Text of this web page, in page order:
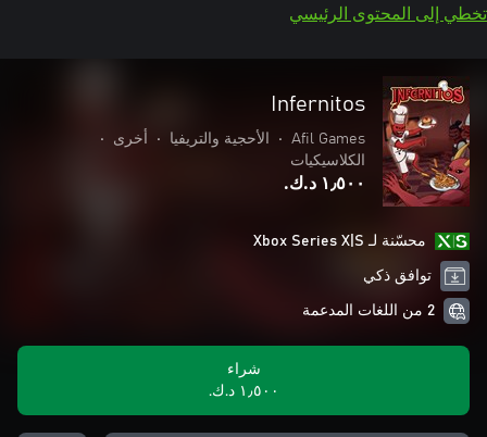
تخطي إلى المحتوى الرئيسي
Infernitos
Afil Games
• الأحجية والتريفيا • أخرى
•
الكلاسيكيات
١٫٥٠٠ د.ك.‏
محسّنة لـ Xbox Series X|S
توافق ذكي
2 من اللغات المدعمة
شراء
١٫٥٠٠ د.ك.‏